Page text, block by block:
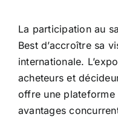
La participation au
Best d’accroître sa
internationale.
acheteurs et
offre une
avantages